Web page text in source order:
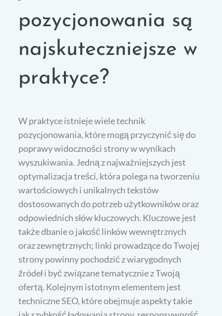
pozycjonowania są
najskuteczniejsze w
praktyce?
W praktyce istnieje wiele technik
pozycjonowania, które mogą przyczynić się do
poprawy widoczności strony w wynikach
wyszukiwania. Jedną z najważniejszych jest
optymalizacja treści, która polega na tworzeniu
wartościowych i unikalnych tekstów
dostosowanych do potrzeb użytkowników oraz
odpowiednich słów kluczowych. Kluczowe jest
także dbanie o jakość linków wewnętrznych
oraz zewnętrznych; linki prowadzące do Twojej
strony powinny pochodzić z wiarygodnych
źródeł i być związane tematycznie z Twoją
ofertą. Kolejnym istotnym elementem jest
techniczne SEO, które obejmuje aspekty takie